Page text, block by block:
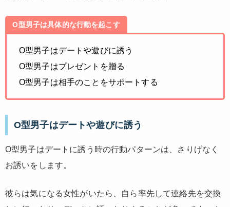
O型男子は具体的な行動を起こす
O型男子はデートや遊びに誘う
O型男子はプレゼントを贈る
O型男子は相手のことをサポートする
O型男子はデートや遊びに誘う
O型男子はデートに誘う時の行動パターンは、さりげなく
お誘いをします。
彼らは気になる女性がいたら、自ら率先して連絡先を交換